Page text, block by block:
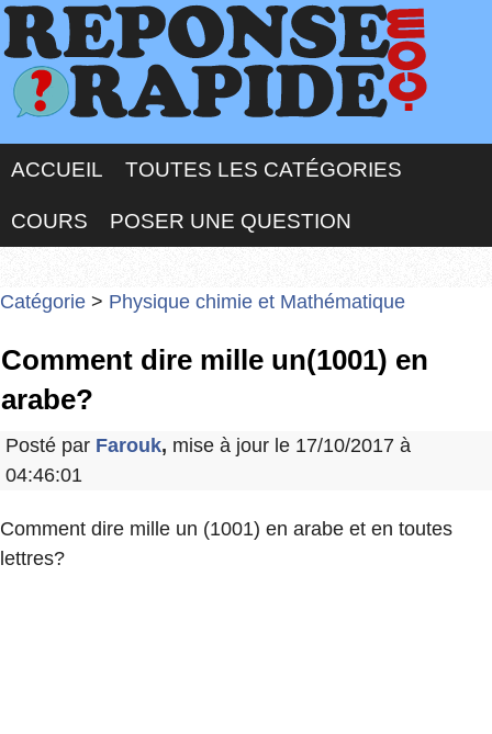
ACCUEIL TOUTES LES CATÉGORIES
COURS POSER UNE QUESTION
Catégorie > Physique chimie et Mathématique
Comment dire mille un(1001) en
arabe?
Posté par Farouk, mise à jour le 17/10/2017 à
04:46:01
Comment dire mille un (1001) en arabe et en toutes
lettres?